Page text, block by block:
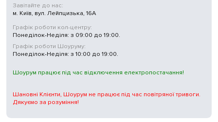
Завітайте до нас:
м. Київ, вул. Лейпцизька, 16А
Графік роботи кол-центру:
Понеділок-Неділя: з 09:00 до 19:00.
Графік роботи Шоуруму:
Понеділок-Неділя: з 10:00 до 19:00.
Шоурум працює під час відключення електропостачання!
Шановні Клієнти, Шоурум не працює під час повітряної тривоги.
Дякуємо за розуміння!